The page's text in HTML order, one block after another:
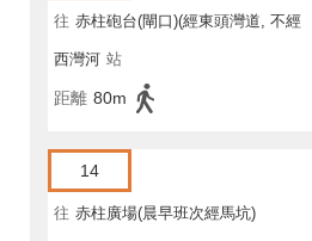
往 赤柱砲台(閘口)(經東頭灣道, 不經
馬坑)
西灣河 站
距離 80m
14
往 赤柱廣場(晨早班次經馬坑)